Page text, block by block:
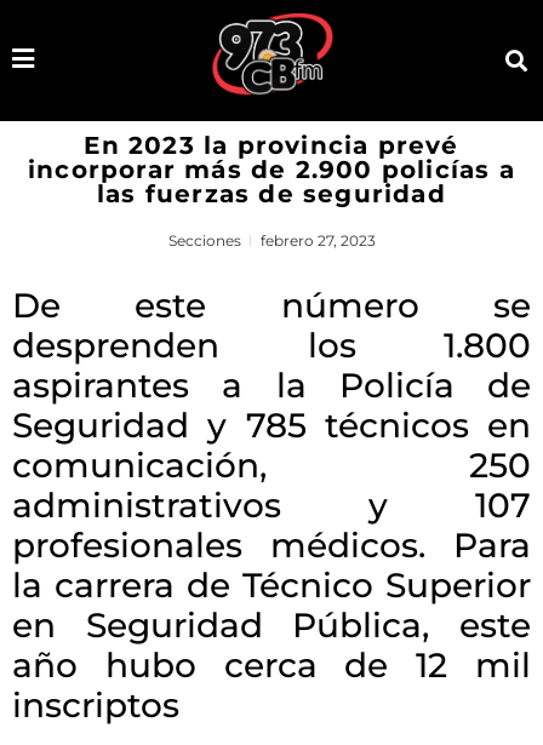
En 2023 la provincia prevé
incorporar más de 2.900 policías a
las fuerzas de seguridad
Secciones febrero 27, 2023
De este número se
desprenden los 1.800
aspirantes a la Policía de
Seguridad y 785 técnicos en
comunicación, 250
administrativos y 107
profesionales médicos. Para
la carrera de Técnico Superior
en Seguridad Pública, este
año hubo cerca de 12 mil
inscriptos